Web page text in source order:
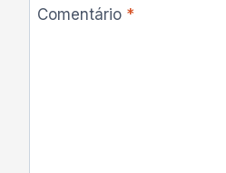
Comentário *